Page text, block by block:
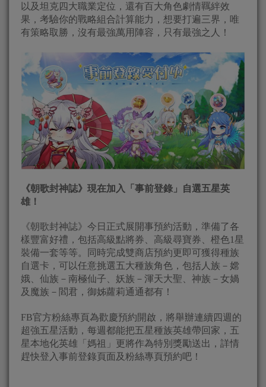
以及坦克四大職業定位，還有百大角色劇情羈絆效
果，考驗你的戰略組合計算能力，想要打遍三界，唯
有策略取勝，沒有最強萬用陣容，只有最強之人！
《朝歌封神誌》現在加入「事前登錄」自選五星英
雄！
《朝歌封神誌》今日正式展開事預約活動，準備了各
樣豐富好禮，包括高級點將券、高級尋寶券、橙色1星
裝備一套等等。同時完成雙商店預約更即可獲得種族
自選卡，可以任意挑選五大種族角色，包括人族－嫦
娥、仙族－南極仙子、妖族－渾天大聖、神族－女媧
及魔族－閻君，御姊蘿莉通通都有！
FB官方粉絲專頁為歡慶預約開啟，將舉辦連續四週的
超強五星活動，每週都能把五星種族英雄帶回家，五
星本地化英雄「媽祖」更將作為特別獎勵送出，詳情
趕快登入事前登錄頁面及粉絲專頁預約吧！